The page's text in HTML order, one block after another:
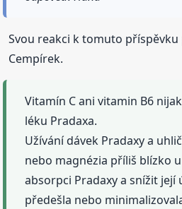
Svou reakci k tomuto
Cempírek.
Vitamín C ani vitamin B6
léku Pradaxa.
Užívání dávek Pradaxy a
nebo magnézia příliš blízko
absorpci Pradaxy a snížit její
předešla nebo